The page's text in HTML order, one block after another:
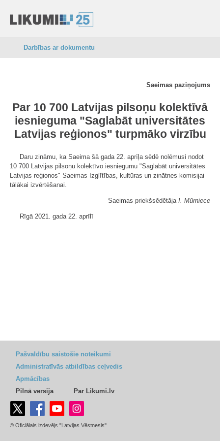
Darbības ar dokumentu
Saeimas paziņojums
Par 10 700 Latvijas pilsoņu kolektīvā
iesnieguma "Saglabāt universitātes
Latvijas reģionos" turpmāko virzību
Daru zināmu, ka Saeima šā gada 22. aprīļa sēdē nolēmusi nodot
10 700 Latvijas pilsoņu kolektīvo iesniegumu "Saglabāt universitātes
Latvijas reģionos" Saeimas Izglītības, kultūras un zinātnes komisijai
tālākai izvērtēšanai.
Saeimas priekšsēdētāja I. Mūrniece
Rīgā 2021. gada 22. aprīlī
Pašvaldību saistošie noteikumi
Administratīvās atbildības ceļvedis
Apmācības
Pilnā versija
Par Likumi.lv
© Oficiālais izdevējs "Latvijas Vēstnesis"